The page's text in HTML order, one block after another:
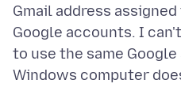
Gmail address
Google accounts. I
to use the same